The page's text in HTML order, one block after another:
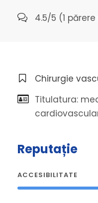
4.5/5 (1
Chirurgie
Titulatura:
Reputație
ACCESIBILITATE